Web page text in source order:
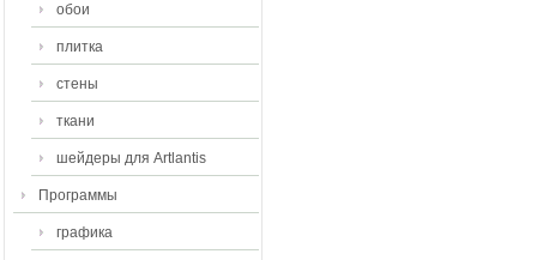
обои
плитка
стены
ткани
шейдеры для Artlantis
Программы
графика